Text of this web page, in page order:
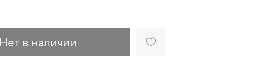
Нет в наличии